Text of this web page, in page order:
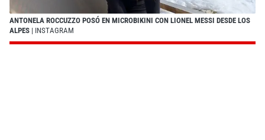
ANTONELA ROCCUZZO POSÓ EN MICROBIKINI CON LIONEL MESSI DESDE LOS
ALPES | INSTAGRAM